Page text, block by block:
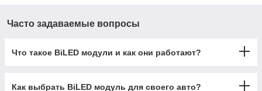
Часто задаваемые вопросы
Что такое BiLED модули и как они работают?
Как выбрать BiLED модуль для своего авто?